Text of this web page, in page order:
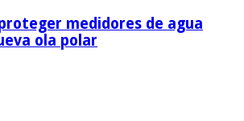
medidores de agua
ola polar